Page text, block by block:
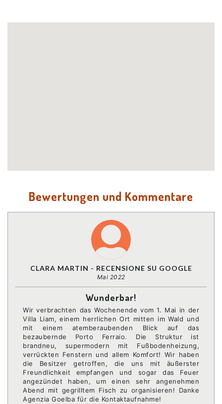
Bewertungen und Kommentare
CLARA MARTIN - RECENSIONE SU GOOGLE
Mai 2022
Wunderbar!
Wir verbrachten das Wochenende vom 1. Mai in der
Villa Liam, einem herrlichen Ort mitten im Wald und
mit einem atemberaubenden Blick auf das
bezaubernde Porto Ferraio. Die Struktur ist
brandneu, supermodern mit Fußbodenheizung,
verrückten Fenstern und allem Komfort! Wir haben
die Besitzer getroffen, die uns mit äußerster
Freundlichkeit empfangen und sogar das Feuer
angezündet haben, um einen sehr angenehmen
Abend mit gegrilltem Fisch zu organisieren! Danke
Agenzia Goelba für die Kontaktaufnahme!